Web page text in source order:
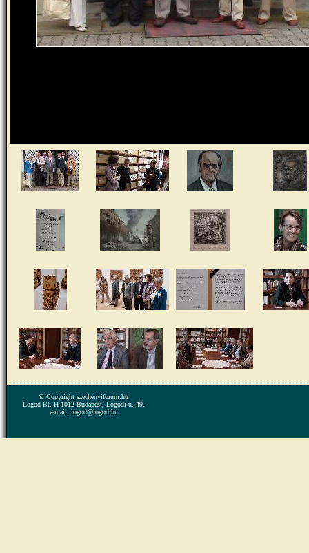
© Copyright szechenyiforum.hu
Logod Bt. H-1012 Budapest, Logodi u. 49.
e-mail: logod@logod.hu